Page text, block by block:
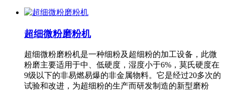
超细微粉磨粉机
超细微粉磨粉机是一种细粉及超细粉的加工设备，此微
粉磨主要适用于中、低硬度，湿度小于6%，莫氏硬度在
9级以下的非易燃易爆的非金属物料。它是经过20多次的
试验和改进，为超细粉的生产而研发制造的新型磨粉